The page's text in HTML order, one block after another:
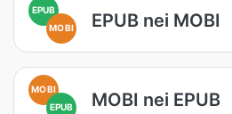
EPUB
MOBI
EPUB nei MOBI
MOBI
EPUB
MOBI nei EPUB